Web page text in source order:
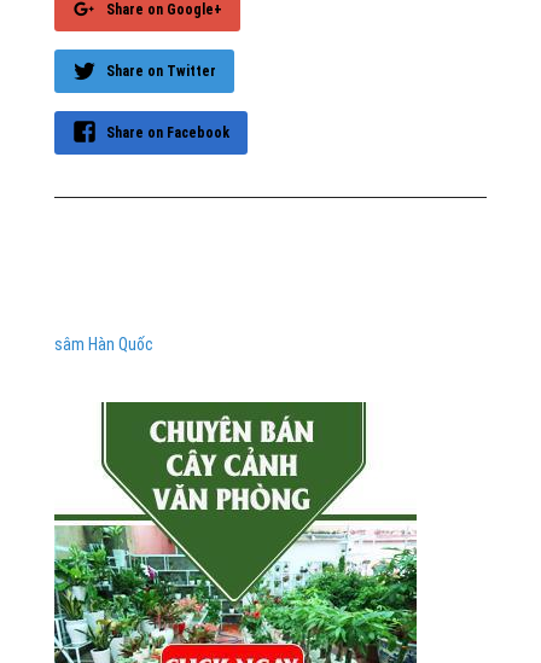
Share on Google+
Share on Twitter
Share on Facebook
sâm Hàn Quốc